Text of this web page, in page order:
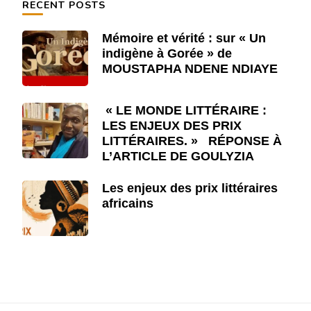
RECENT POSTS
Mémoire et vérité : sur « Un
indigène à Gorée » de
MOUSTAPHA NDENE NDIAYE
« LE MONDE LITTÉRAIRE :
LES ENJEUX DES PRIX
LITTÉRAIRES. » RÉPONSE À
L’ARTICLE DE GOULYZIA
Les enjeux des prix littéraires
africains